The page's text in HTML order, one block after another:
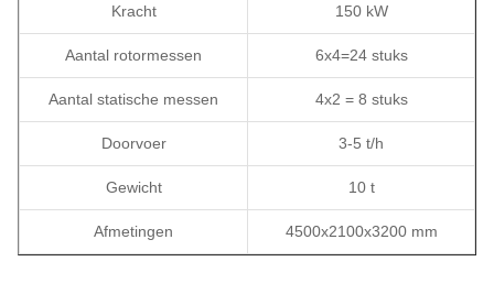
Kracht 150 kW
Aantal rotormessen 6x4=24 stuks
Aantal statische messen 4x2 = 8 stuks
Doorvoer 3-5 t/h
Gewicht 10 t
Afmetingen 4500x2100x3200 mm